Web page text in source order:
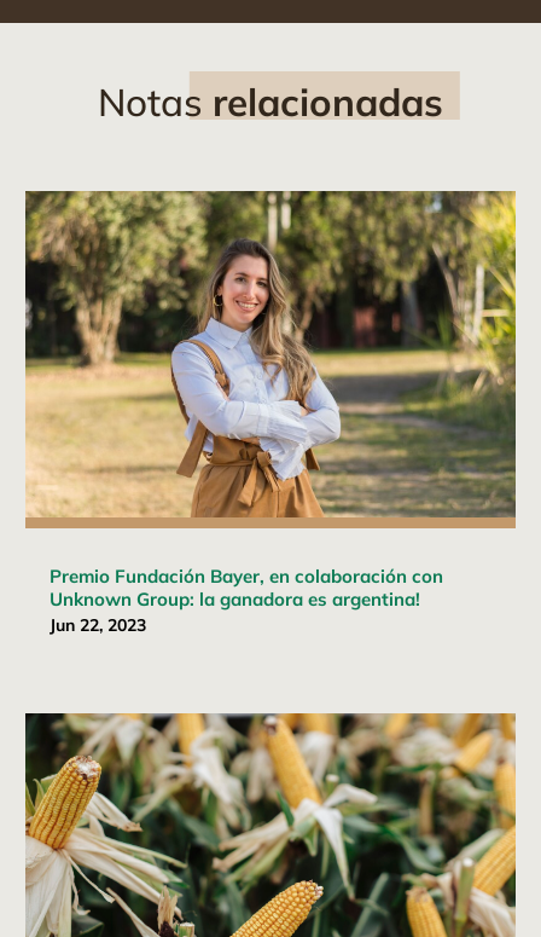
Notas relacionadas
Premio Fundación Bayer, en colaboración con
Unknown Group: la ganadora es argentina!
Jun 22, 2023